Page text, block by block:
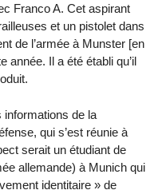
Franco A. Cet aspirant
et un pistolet dans
de l’armée à Munster [en
année. Il a été établi qu’il
informations de la
qui s’est réunie à
serait un étudiant de
allemande) à Munich qui
identitaire » de